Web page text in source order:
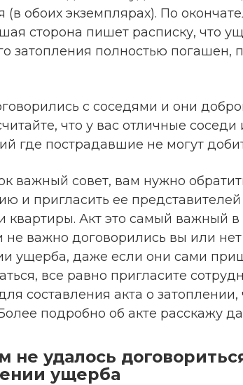
(в обоих экземплярах). По
сторона пишет расписку, что
затопления полностью погашен,
с соседями и они
что у вас отличные
где пострадавшие не могут
важный совет, вам нужно
и пригласить ее представителей
квартиры. Акт это самый важный в
не важно договорились вы или
ущерба, даже если они сами
все равно пригласите
составления акта о затоплении,
подробно об акте расскажу
не удалось
ущерба